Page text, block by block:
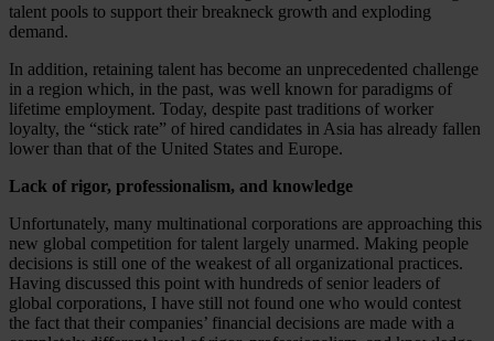
talent pools to support their breakneck growth and exploding
demand.
In addition, retaining talent has become an unprecedented challenge
in a region which, in the past, was well known for paradigms of
lifetime employment. Today, despite past traditions of worker
loyalty, the “stick rate” of hired candidates in Asia has already fallen
lower than that of the United States and Europe.
Lack of rigor, professionalism, and knowledge
Unfortunately, many multinational corporations are approaching this
new global competition for talent largely unarmed. Making people
decisions is still one of the weakest of all organizational practices.
Having discussed this point with hundreds of senior leaders of
global corporations, I have still not found one who would contest
the fact that their companies’ financial decisions are made with a